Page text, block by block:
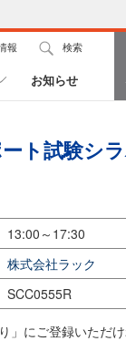
報 検索
お知らせ
ト試験シ
13:00～17:30
株式会社ラック
SCC0555R
」にご登録いただ